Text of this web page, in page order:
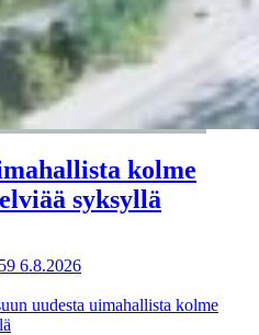
kolme
syksyllä
6.8.2026
uudesta uimahallista kolme